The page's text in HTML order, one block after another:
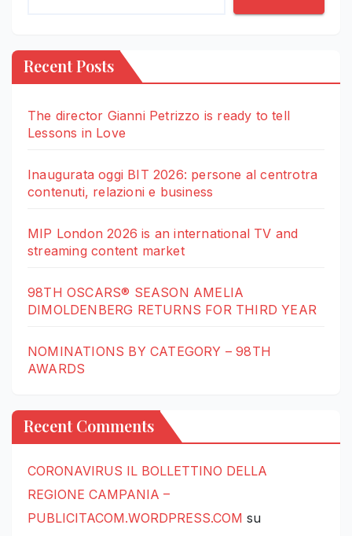
Recent Posts
The director Gianni Petrizzo is ready to tell
Lessons in Love
Inaugurata oggi BIT 2026: persone al centrotra
contenuti, relazioni e business
MIP London 2026 is an international TV and
streaming content market
98TH OSCARS® SEASON AMELIA
DIMOLDENBERG RETURNS FOR THIRD YEAR
NOMINATIONS BY CATEGORY – 98TH
AWARDS
Recent Comments
CORONAVIRUS IL BOLLETTINO DELLA
REGIONE CAMPANIA –
PUBLICITACOM.WORDPRESS.COM su